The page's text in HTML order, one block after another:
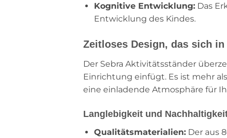
Kognitive Entwicklung:Das
Entwicklung des Kindes.
Zeitloses Design, das sich
Der Sebra Aktivitätsständer
Einrichtung einfügt. Es ist mehr
eine einladende Atmosphäre für
Langlebigkeit und
Qualitätsmaterialien:Der aus